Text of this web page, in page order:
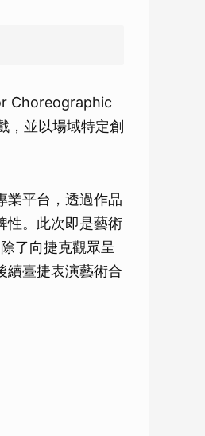
Choreographic
，並以場域特定創
業平台，透過作品
性。此次即是藝術
了向捷克觀眾呈
續臺捷表演藝術合